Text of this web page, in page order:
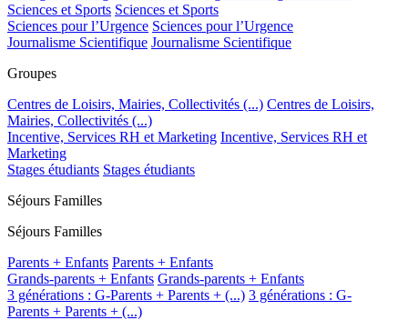
Sciences et Sports Sciences et Sports
Sciences pour l’Urgence Sciences pour l’Urgence
Journalisme Scientifique Journalisme Scientifique
Groupes
Centres de Loisirs, Mairies, Collectivités (...) Centres de Loisirs,
Mairies, Collectivités (...)
Incentive, Services RH et Marketing Incentive, Services RH et
Marketing
Stages étudiants Stages étudiants
Séjours Familles
Séjours Familles
Parents + Enfants Parents + Enfants
Grands-parents + Enfants Grands-parents + Enfants
3 générations : G-Parents + Parents + (...) 3 générations : G-
Parents + Parents + (...)